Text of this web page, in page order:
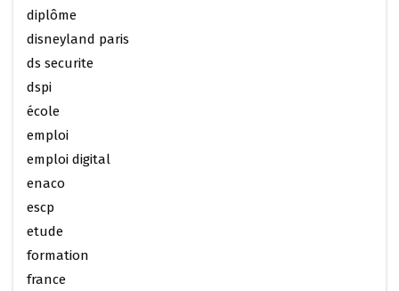
diplôme
disneyland paris
ds securite
dspi
école
emploi
emploi digital
enaco
escp
etude
formation
france